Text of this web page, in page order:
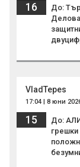
16
До:
Делова
VladTepes
17:04 | 8 юни
15
До: